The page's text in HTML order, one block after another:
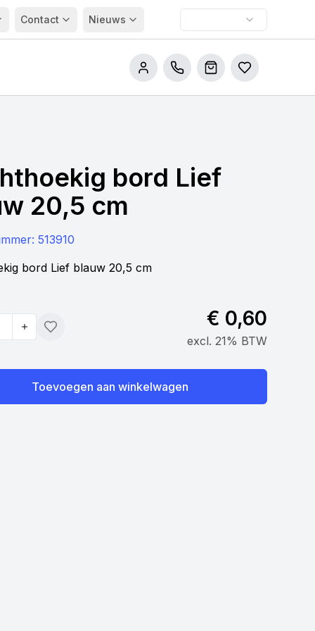
Contact Nieuws
Bel onsWinkelwagen
Bestellijsten
bord Lief
20,5 cm
513910
bord Lief blauw 20,5 cm
Toevoegen
€ 0,60
excl. 21% BTW
Toevoegen aan winkelwagen